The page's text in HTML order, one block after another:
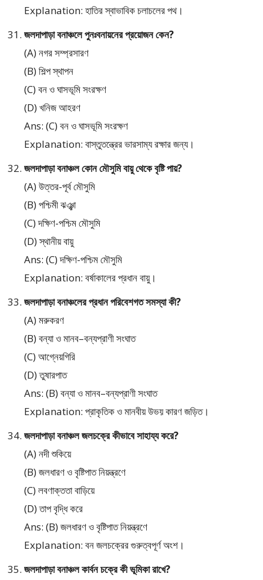
Explanation: হাতির স্বাভাবিক চলাচলের পথ।
জলদাপাড়া বনাঞ্চলে পুনঃবনায়নের প্রয়োজন কেন?
(A) নগর সম্প্রসারণ
(B) শিল্প স্থাপন
(C) বন ও ঘাসভূমি সংরক্ষণ
(D) খনিজ আহরণ
Ans: (C) বন ও ঘাসভূমি সংরক্ষণ
Explanation: বাস্তুতন্ত্রের ভারসাম্য রক্ষার জন্য।
জলদাপাড়া বনাঞ্চল কোন মৌসুমি বায়ু থেকে বৃষ্টি পায়?
(A) উত্তর-পূর্ব মৌসুমি
(B) পশ্চিমী ঝঞ্ঝা
(C) দক্ষিণ-পশ্চিম মৌসুমি
(D) স্থানীয় বায়ু
Ans: (C) দক্ষিণ-পশ্চিম মৌসুমি
Explanation: বর্ষাকালের প্রধান বায়ু।
জলদাপাড়া বনাঞ্চলের প্রধান পরিবেশগত সমস্যা কী?
(A) মরুকরণ
(B) বন্যা ও মানব–বন্যপ্রাণী সংঘাত
(C) আগ্নেয়গিরি
(D) তুষারপাত
Ans: (B) বন্যা ও মানব–বন্যপ্রাণী সংঘাত
Explanation: প্রাকৃতিক ও মানবীয় উভয় কারণ জড়িত।
জলদাপাড়া বনাঞ্চল জলচক্রে কীভাবে সাহায্য করে?
(A) নদী শুকিয়ে
(B) জলধারণ ও বৃষ্টিপাত নিয়ন্ত্রণে
(C) লবণাক্ততা বাড়িয়ে
(D) তাপ বৃদ্ধি করে
Ans: (B) জলধারণ ও বৃষ্টিপাত নিয়ন্ত্রণে
Explanation: বন জলচক্রের গুরুত্বপূর্ণ অংশ।
জলদাপাড়া বনাঞ্চল কার্বন চক্রে কী ভূমিকা রাখে?